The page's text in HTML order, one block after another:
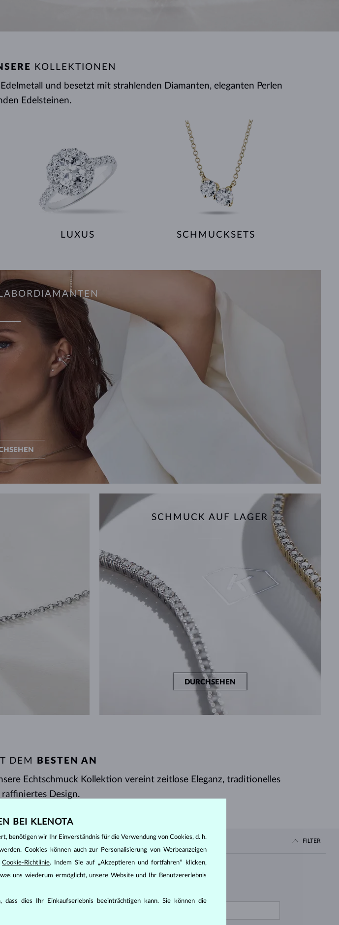
KOLLEKTIONEN
und besetzt mit strahlenden Diamanten, eleganten Perlen
Edelsteinen.
LUXUS SCHMUCKSETS
SCHMUCK AUF LAGER
DURCHSEHEN
DEM
BESTEN AN
Echtschmuck Kollektion vereint zeitlose Eleganz, traditionelles
Design.
36/167 FILTER
Preis
BEI KLENOTA
benötigen wir Ihr Einverständnis für die Verwendung von Cookies, d. h.
Cookies können auch zur Personalisierung von Werbeanzeigen
Cookie-Richtlinie. Indem Sie auf „Akzeptieren und fortfahren“ klicken,
uns wiederum ermöglicht, unsere Website und Ihr Benutzererlebnis
dies Ihr Einkaufserlebnis beeinträchtigen kann. Sie können die